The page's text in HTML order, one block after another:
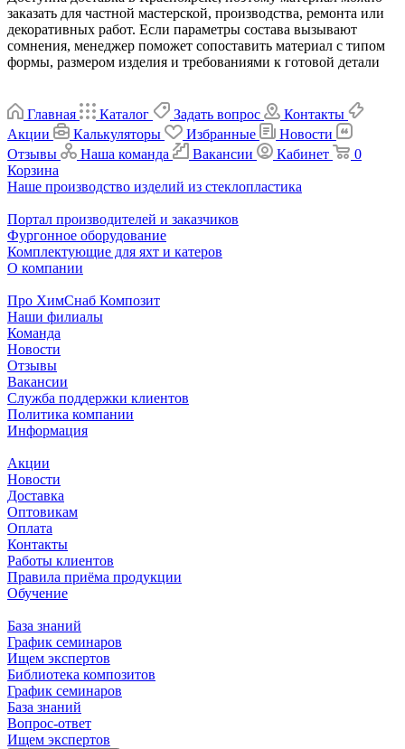
заказать для частной мастерской, производства, ремонта или
декоративных работ. Если параметры состава вызывают
сомнения, менеджер поможет сопоставить материал с типом
формы, размером изделия и требованиями к готовой детали
Главная Каталог Задать вопрос
Контакты
Акции
Калькуляторы Избранные
Новости
Отзывы
Наша команда Вакансии Кабинет
0
Корзина
Наше производство изделий из стеклопластика
Портал производителей и заказчиков
Фургонное оборудование
Комплектующие для яхт и катеров
О компании
Про ХимСнаб Композит
Наши филиалы
Команда
Новости
Отзывы
Вакансии
Служба поддержки клиентов
Политика компании
Информация
Акции
Новости
Доставка
Оптовикам
Оплата
Контакты
Работы клиентов
Правила приёма продукции
Обучение
База знаний
График семинаров
Ищем экспертов
Библиотека композитов
График семинаров
База знаний
Вопрос-ответ
Ищем экспертов